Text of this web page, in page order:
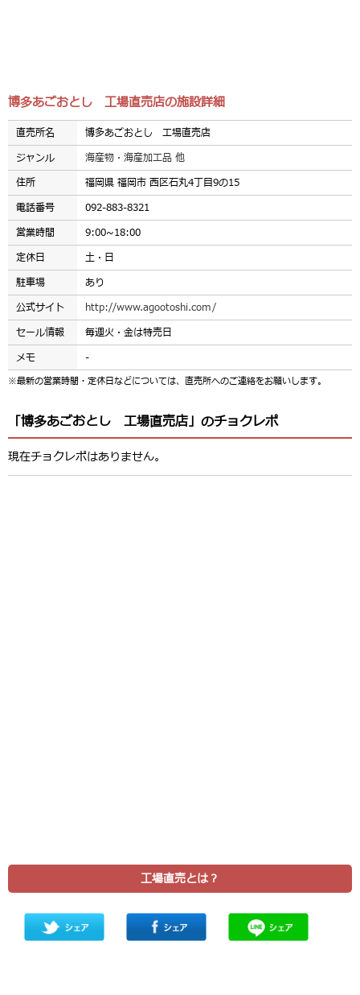
博多あごおとし 工場直売店の施設詳細
直売所名
博多あごおとし 工場直売店
ジャンル
海産物・海産加工品 他
住所
福岡県 福岡市 西区石丸4丁目9の15
電話番号
092-883-8321
営業時間
9:00~18:00
定休日
土・日
駐車場
あり
公式サイト
http://www.agootoshi.com/
セール情報
毎週火・金は特売日
メモ
-
※最新の営業時間・定休日などについては、直売所へのご連絡をお願いします。
「博多あごおとし 工場直売店」のチョクレポ
現在チョクレポはありません。
工場直売とは？